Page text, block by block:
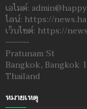
เอไมด์:
ไลน์: https://
เว็บไซต์: https://
--------
Pratunam St
Bangkok, Bangkok
Thailand
หมายเหตุ